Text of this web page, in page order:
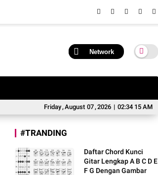
Network
Friday,August 07,2026 | 02:34 16 AM
#TRANDING
Daftar Chord Kunci
Gitar Lengkap A B C D E
F G Dengan Gambar